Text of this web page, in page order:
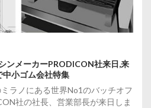
ンメーカーPRODICON社来日,来
小ゴム会社特集
ラノにある世界No1のバッチオフ
社の社長、営業部長が来日しま